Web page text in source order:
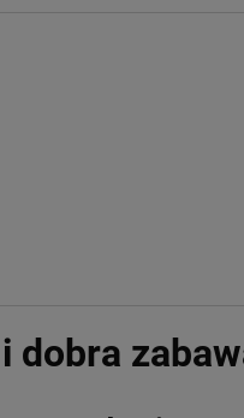
dobra